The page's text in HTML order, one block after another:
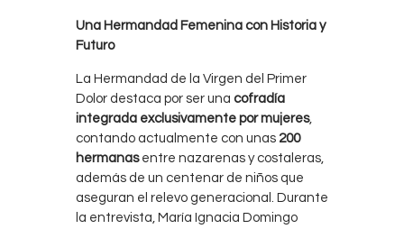
Una Hermandad Femenina con Historia y
Futuro
La Hermandad de la Virgen del Primer
Dolor destaca por ser una cofradía
integrada exclusivamente por mujeres,
contando actualmente con unas 200
hermanasentre nazarenas y costaleras,
además de un centenar de niños que
aseguran el relevo generacional. Durante
la entrevista, María Ignacia Domingo